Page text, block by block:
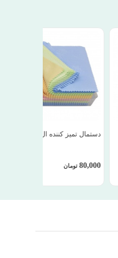
دستمال تمیز کننده ال سی دی
80,000 تومان